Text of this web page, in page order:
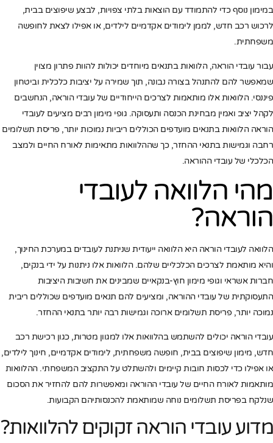
במימון נוסף כדי להתמודד עם הוצאות בלתי צפויות, לבצע שיפוצים בבית,
לרכוש רכב חדש, לממן לימודים אקדמיים לילדים, או אפילו לצאת לחופשה
משפחתית.
עבור עובדי הוראה, הלוואות בתנאים מיוחדים יכולות להוות פתרון מצוין
שמאפשר להם להתנהל בצורה נבונה, תוך שמירה על יציבות כלכלית וביטחון
פיננסי. הלוואות אלו מותאמות לצרכים הייחודיים של עובדי הוראה, הנחשבים
לקהל יציב ואמין מבחינת הכנסה ותעסוקה. גופי מימון רבים מציעים לעובדי
הוראה הלוואות בתנאים מועדפים הכוללים ריביות נמוכות יותר, פריסת תשלומים
רחבה וגמישות בתנאי ההחזר, כך שההלוואות מתאימות לאורח החיים ולמצב
הכלכלי של עובדי ההוראה.
מהי הלוואה לעובדי
הוראה?
הלוואה לעובדי הוראה היא הלוואה ייעודית שניתנת לעובדים במערכת החינוך,
והיא מותאמת לצרכים הכלכליים שלהם. הלוואות אלו ניתנות על ידי בנקים,
חברות אשראי וגופי מימון חוץ-בנקאיים שמבינים את חשיבות היציבות
התעסוקתית של עובדי ההוראה, ומציעים להם תנאים מועדפים שכוללים ריבית
נמוכה יותר, פריסת תשלומים ארוכה וגמישות רבה יותר בתנאי ההחזר.
עובדי הוראה יכולים להשתמש בהלוואות אלו למגוון מטרות, כגון רכישת רכב
חדש, מימון שיפוצים בבית, חופשה משפחתית, לימודים אקדמיים, חינוך לילדים,
או אפילו כדי לכסות חובות קיימים ולהשתלט על התקציב המשפחתי. ההלוואות
מותאמות לאורח החיים של עובדי ההוראה ומאפשרות להם להחזיר את הסכום
שנלקח בפריסת תשלומים נוחה שמותאמת להכנסותיהם הקבועות.
מדוע עובדי הוראה זקוקים להלוואות?